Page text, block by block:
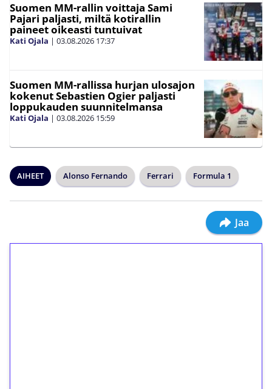
Suomen MM-rallin voittaja Sami
Pajari paljasti, miltä kotirallin
paineet oikeasti tuntuivat
Kati Ojala | 03.08.2026 17:37
Suomen MM-rallissa hurjan ulosajon
kokenut Sebastien Ogier paljasti
loppukauden suunnitelmansa
Kati Ojala | 03.08.2026 15:59
AIHEET Alonso Fernando Ferrari Formula 1
Jaa